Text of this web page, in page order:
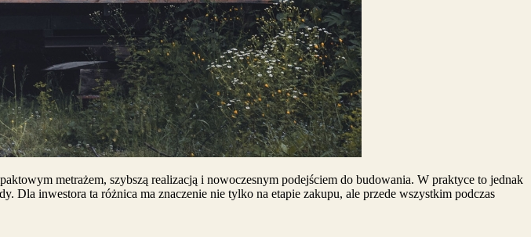
metrażem, szybszą realizacją i nowoczesnym podejściem do budowania. W praktyce to jednak
inwestora ta różnica ma znaczenie nie tylko na etapie zakupu, ale przede wszystkim podczas